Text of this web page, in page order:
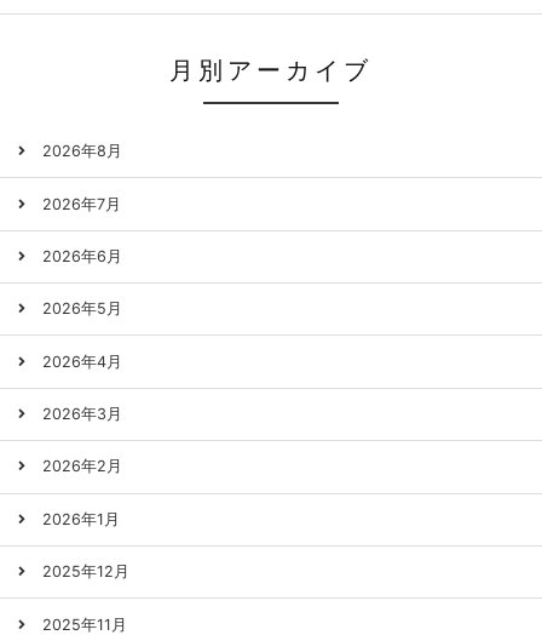
月別アーカイブ
2026年8月
2026年7月
2026年6月
2026年5月
2026年4月
2026年3月
2026年2月
2026年1月
2025年12月
2025年11月